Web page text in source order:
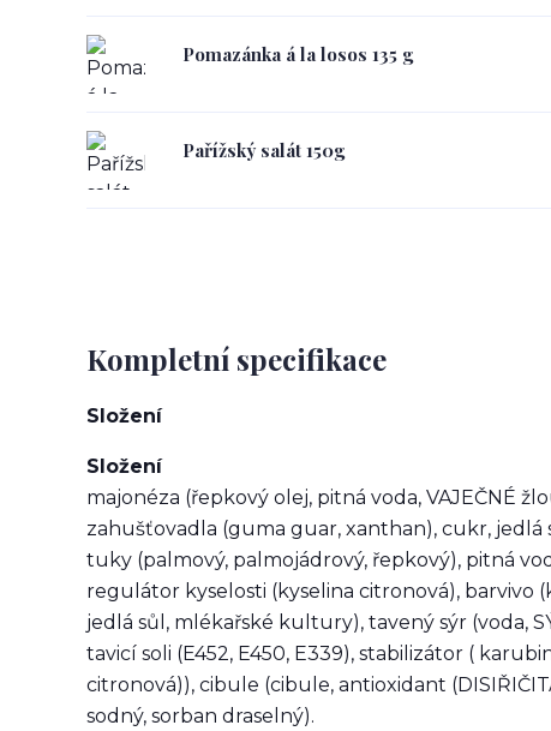
Pomazánka á la losos 135 g
Pařížský salát 150g
Kompletní specifikace
Složení
Složení
majonéza (řepkový olej, pitná voda, VAJEČNÉ
zahušťovadla (guma guar, xanthan), cukr,
tuky (palmový, palmojádrový, řepkový), pitná
regulátor kyselosti (kyselina citronová), barvivo
jedlá sůl, mlékařské kultury), tavený sýr (voda,
tavicí soli (E452, E450, E339), stabilizátor (
citronová)), cibule (cibule, antioxidant
sodný, sorban draselný).